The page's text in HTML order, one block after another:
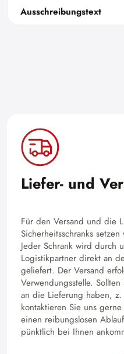
Ausschreibungstext
Liefer- und
Für den Versand und die
Sicherheitsschranks
Jeder Schrank wird durch
Logistikpartner direkt an
geliefert. Der Versand
Verwendungsstelle.
an die Lieferung haben,
kontaktieren Sie uns
einen reibungslosen
pünktlich bei Ihnen